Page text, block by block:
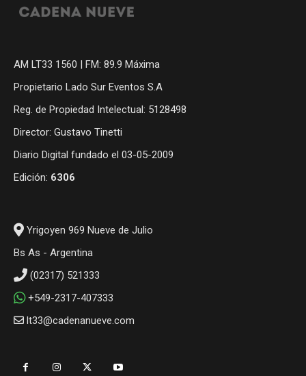
AM LT33 1560 | FM: 89.9 Máxima
Propietario Lado Sur Eventos S.A
Reg. de Propiedad Intelectual: 5128498
Director: Gustavo Tinetti
Diario Digital fundado el 03-05-2009
Edición: 6306
Yrigoyen 969 Nueve de Julio
Bs As - Argentina
(02317) 521333
+549-2317-407333
lt33@cadenanueve.com